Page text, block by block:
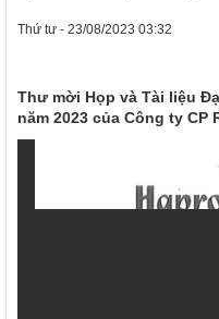
Thứ tư - 23/08/2023 03:32
Thư mời Họp và Tài liệu
năm 2023 của Công ty CP